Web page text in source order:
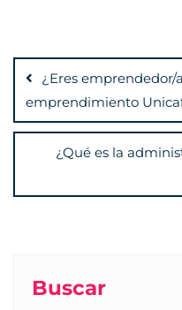
de
entradas
¿Eres emprendedor/
emprendimiento
¿Qué es la
Buscar